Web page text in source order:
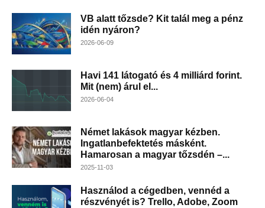
VB alatt tőzsde? Kit talál meg a pénz
idén nyáron?
2026-06-09
Havi 141 látogató és 4 milliárd forint.
Mit (nem) árul el...
2026-06-04
Német lakások magyar kézben.
Ingatlanbefektetés másként.
Hamarosan a magyar tőzsdén –...
2025-11-03
Használod a cégedben, vennéd a
részvényét is? Trello, Adobe, Zoom